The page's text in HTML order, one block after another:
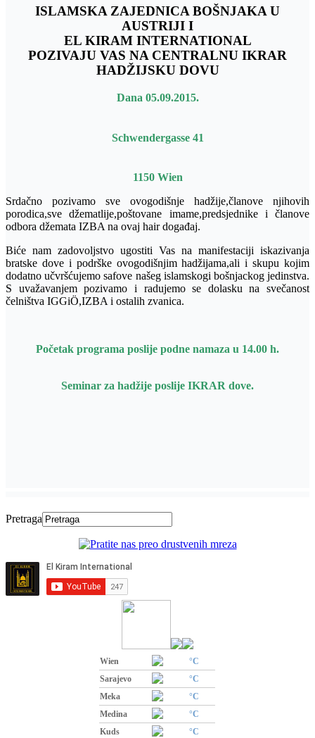
ISLAMSKA ZAJEDNICA BOŠNJAKA U
AUSTRIJI I
EL KIRAM INTERNATIONAL
POZIVAJU VAS NA CENTRALNU IKRAR
HADŽIJSKU DOVU
Dana 05.09.2015.
Schwendergasse 41
1150 Wien
Srdačno pozivamo sve ovogodišnje hadžije,članove njihovih
porodica,sve džematlije,poštovane imame,predsjednike i članove
odbora džemata IZBA na ovaj hair događaj.
Biće nam zadovoljstvo ugostiti Vas na manifestaciji iskazivanja
bratske dove i podrške ovogodišnjim hadžijama,ali i skupu kojim
dodatno učvršćujemo safove našeg islamskogi bošnjackog jedinstva.
S uvažavanjem pozivamo i radujemo se dolasku na svečanost
čelništva IGGiÖ,IZBA i ostalih zvanica.
Početak programa poslije podne namaza u 14.00 h.
Seminar za hadžije poslije IKRAR dove.
Pretraga
Wien
°C
Sarajevo
°C
Meka
°C
Medina
°C
Kuds
°C